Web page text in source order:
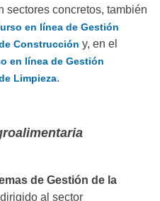
sectores concretos, también
en línea de Gestión
Construcción y, en el
en línea de Gestión
Limpieza.
de Gestión de la
al sector